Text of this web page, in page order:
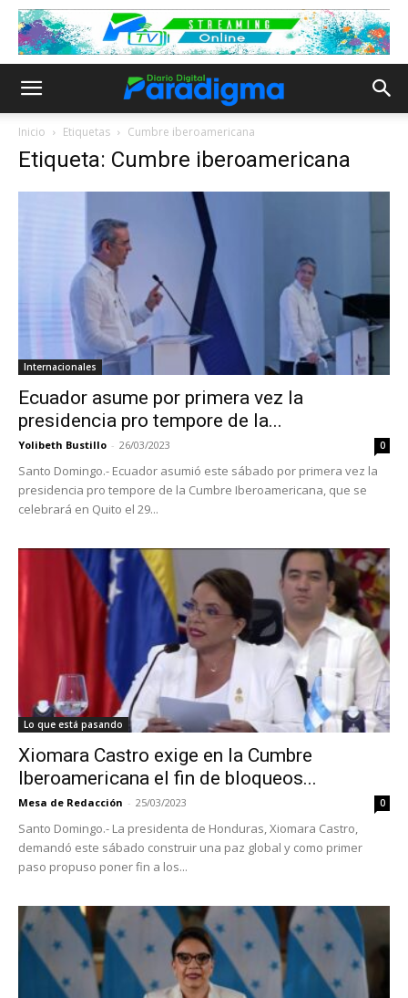
Inicio Etiquetas Cumbre iberoamericana
Etiqueta: Cumbre iberoamericana
Internacionales
Ecuador asume por primera vez la
presidencia pro tempore de la...
Yolibeth Bustillo - 26/03/2023 0
Santo Domingo.- Ecuador asumió este sábado por primera vez la
presidencia pro tempore de la Cumbre Iberoamericana, que se
celebrará en Quito el 29...
Lo que está pasando
Xiomara Castro exige en la Cumbre
Iberoamericana el fin de bloqueos...
Mesa de Redacción - 25/03/2023 0
Santo Domingo.- La presidenta de Honduras, Xiomara Castro,
demandó este sábado construir una paz global y como primer
paso propuso poner fin a los...